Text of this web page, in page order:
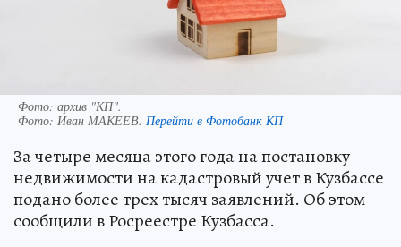
Фото: архив "КП".
Фото: Иван МАКЕЕВ. Перейти в Фотобанк КП
За четыре месяца этого года на постановку
недвижимости на кадастровый учет в Кузбассе
подано более трех тысяч заявлений. Об этом
сообщили в Росреестре Кузбасса.